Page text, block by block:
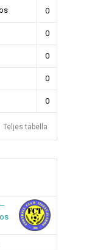
0
0
0
0
0
Teljes tabella